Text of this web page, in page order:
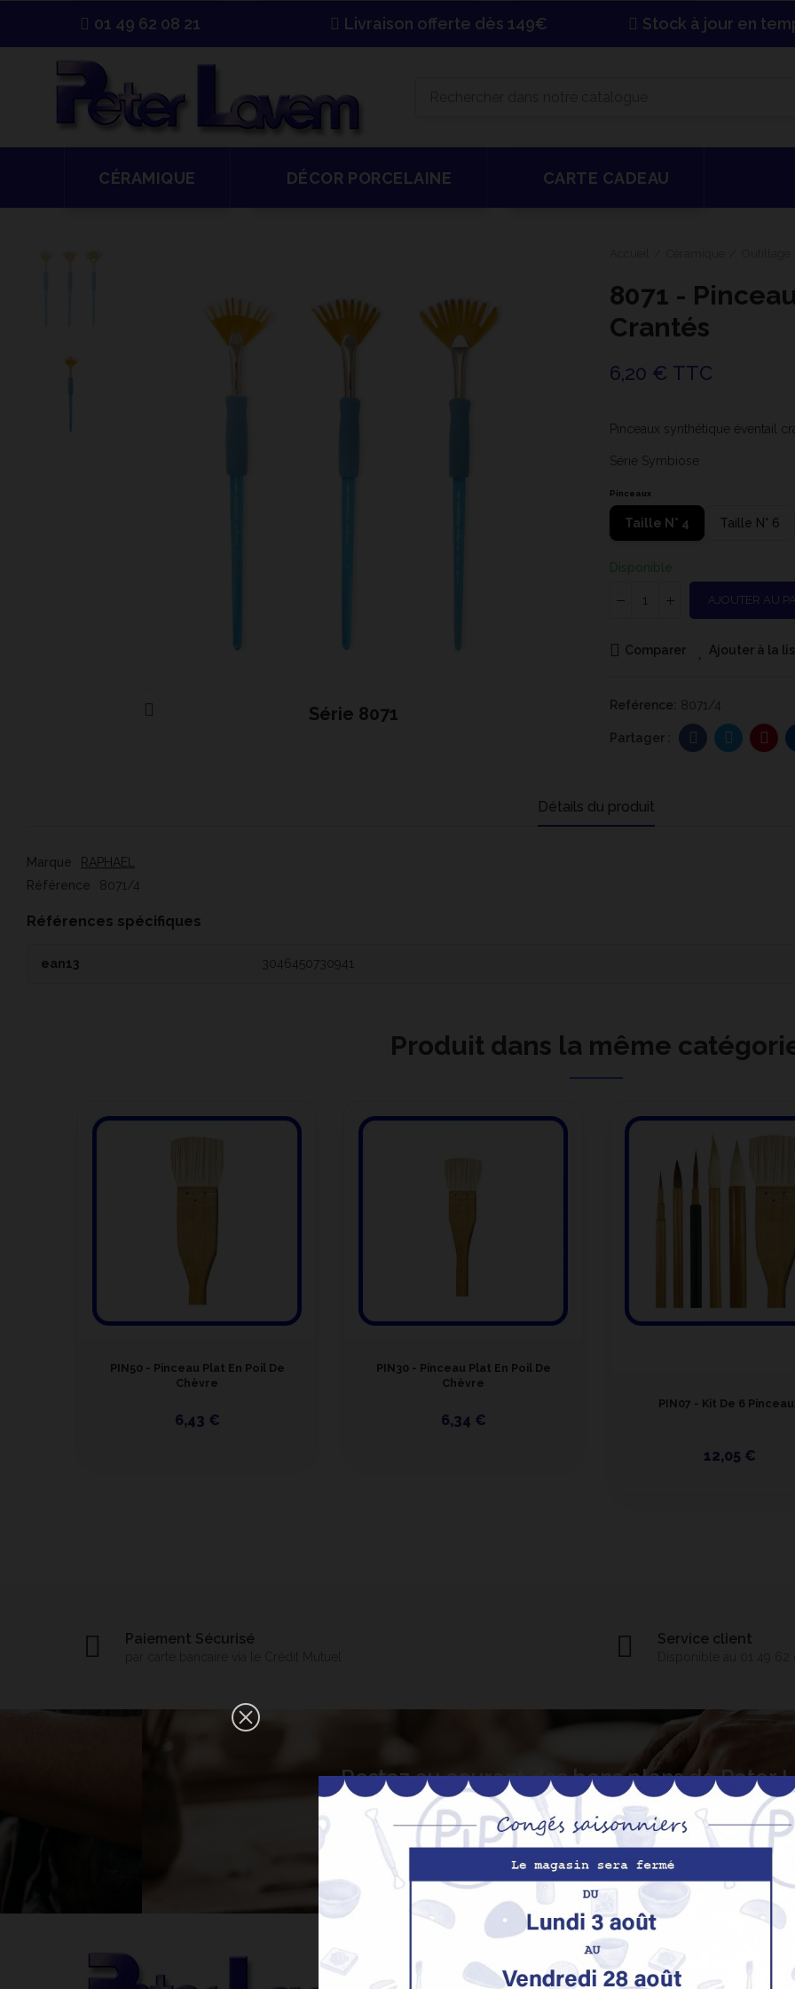
01 49 62 08 21 Livraison offerte dès 149€ Stock à jour en
CÉRAMIQUE DÉCOR PORCELAINE CARTE CADEAU
Série 8071
8071 -
Crantés
6,20 € TTC
Pinceaux synthétique éventail
Série Symbiose
Pinceaux
Taille N° 4 Taille N° 6
Disponible
AJOUTER AU
Comparer Ajouter à la
Reférence: 8071/4
Détails du produit
Marque
RAPHAEL
Référence
8071/4
Références spécifiques
ean13 3046450730941
Produit dans la même
PIN50 - Pinceau Plat En Poil De
Chèvre
6,43 €
PIN30 - Pinceau Plat En Poil De
Chèvre
6,34 €
PIN07 - Kit De 6
12,05 €
Paiement Sécurisé Service client
Restez au courant des bons plans de Peter
Nos produits